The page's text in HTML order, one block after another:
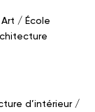
École
d’intérieur